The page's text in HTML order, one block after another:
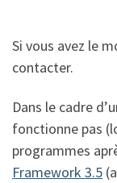
Si vous avez le
contacter.
Dans le cadre
fonctionne pas
programmes
Framework 3.5